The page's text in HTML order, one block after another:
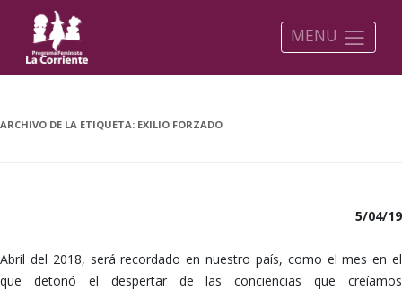
MENU
ARCHIVO DE LA ETIQUETA: EXILIO FORZADO
5/04/19
Abril del 2018, será recordado en nuestro país, como el mes en el
que detonó el despertar de las conciencias que creíamos